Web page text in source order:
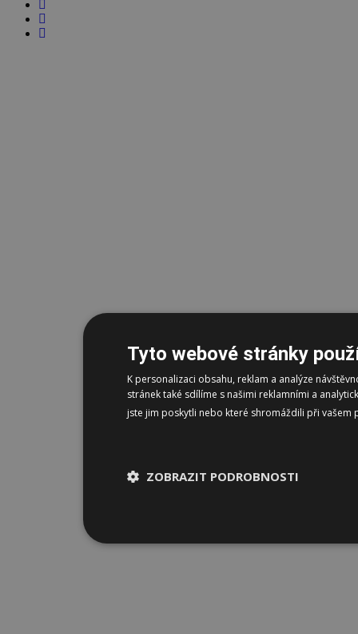
Tyto webové stránky
K personalizaci obsahu, reklam a analýze
stránek také sdílíme s našimi reklamními a
jste jim poskytli nebo které shromáždili při vašem
ZOBRAZIT PODROBNOSTI